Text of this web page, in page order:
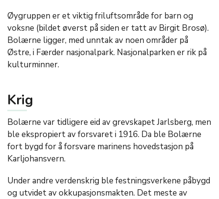
Øygruppen er et viktig friluftsområde for barn og
voksne (bildet øverst på siden er tatt av Birgit Brosø).
Bolærne ligger, med unntak av noen områder på
Østre, i Færder nasjonalpark. Nasjonalparken er rik på
kulturminner.
Krig
Bolærne var tidligere eid av grevskapet Jarlsberg, men
ble ekspropiert av forsvaret i 1916. Da ble Bolærne
fort bygd for å forsvare marinens hovedstasjon på
Karljohansvern.
Under andre verdenskrig ble festningsverkene påbygd
og utvidet av okkupasjonsmakten. Det meste av